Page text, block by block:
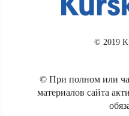
© 2019
© При полном или
материалов сайта